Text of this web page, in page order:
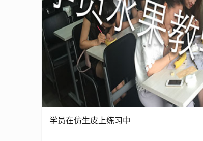
学员在仿生皮上练习中